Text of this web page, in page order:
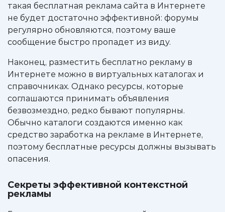
такая бесплатная реклама сайта в Интернете
не будет достаточно эффективной: форумы
регулярно обновляются, поэтому ваше
сообщение быстро пропадет из виду.
Наконец, разместить бесплатно рекламу в
Интернете можно в виртуальных каталогах и
справочниках. Однако ресурсы, которые
соглашаются принимать объявления
безвозмездно, редко бывают популярны.
Обычно каталоги создаются именно как
средство заработка на рекламе в Интернете,
поэтому бесплатные ресурсы должны вызывать
опасения.
Секреты эффективной контекстной
рекламы